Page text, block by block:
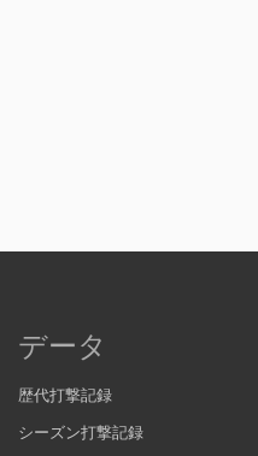
データ
歴代打撃記録
シーズン打撃記録